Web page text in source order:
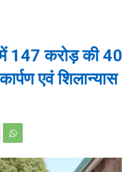
में 147 करोड़ की
एवं शिलान्यास